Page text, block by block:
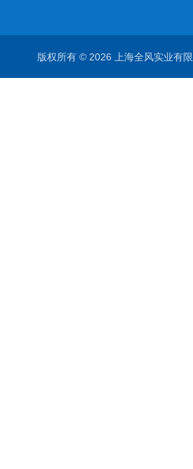
版权所有 © 2026 上海全风实业